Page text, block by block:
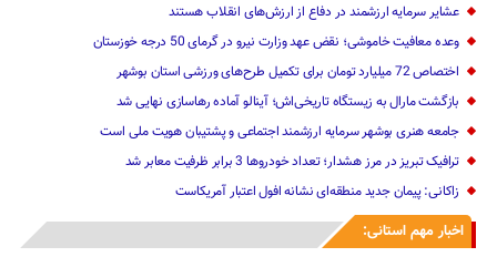
عشایر سرمایه ارزشمند در دفاع از ارزش‌های انقلاب هستند
وعده معافیت خاموشی؛ نقض عهد وزارت نیرو در گرمای 50 درجه خوزستان
اختصاص 72 میلیارد تومان برای تکمیل طرح‌های ورزشی استان بوشهر
بازگشت مارال به زیستگاه تاریخی‌اش؛ آینالو آماده رهاسازی نهایی شد
جامعه هنری بوشهر سرمایه ارزشمند اجتماعی و پشتیبان هویت ملی است
ترافیک تبریز در مرز هشدار؛ تعداد خودروها 3 برابر ظرفیت معابر شد
زاکانی: پیمان جدید منطقه‌ای نشانه افول اعتبار آمریکاست
اخبار مهم استانی: